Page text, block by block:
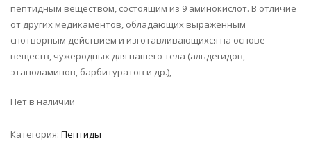
пептидным веществом, состоящим из 9 аминокислот. В отличие
от других медикаментов, обладающих выраженным
снотворным действием и изготавливающихся на основе
веществ, чужеродных для нашего тела (альдегидов,
этаноламинов, барбитуратов и др.),
Нет в наличии
Категория: Пептиды